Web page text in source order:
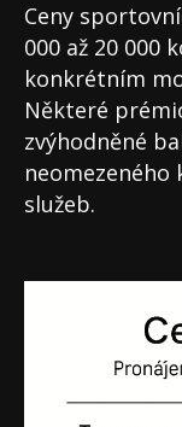
Ceny
000 až 20 000
konkrétním
Některé
zvýhodněné
služeb.